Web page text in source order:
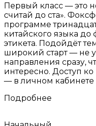
Первый класс — это
считай до ста».
программе
китайского языка до
этикета. Подойдёт
широкий старт — не
направления сразу,
интересно. Доступ
— в личном кабинете
Подробнее